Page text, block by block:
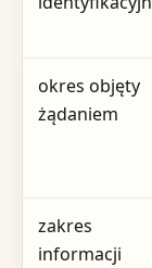
okres objęty
żądaniem
zakres
informacji